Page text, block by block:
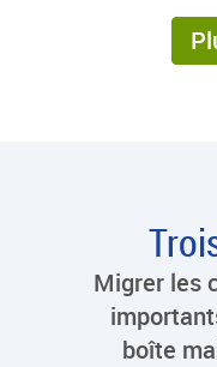
Migrer les
boîte